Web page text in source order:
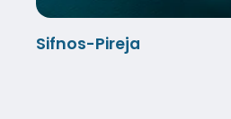
Sifnos-Pireja